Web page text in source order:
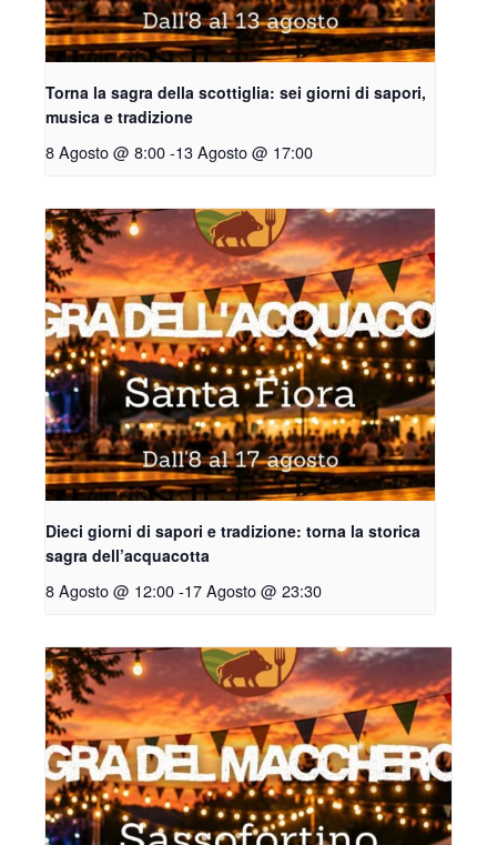
Torna la sagra della scottiglia: sei giorni di sapori,
musica e tradizione
8 Agosto @ 8:00-13 Agosto @ 17:00
Dieci giorni di sapori e tradizione: torna la storica
sagra dell’acquacotta
8 Agosto @ 12:00-17 Agosto @ 23:30